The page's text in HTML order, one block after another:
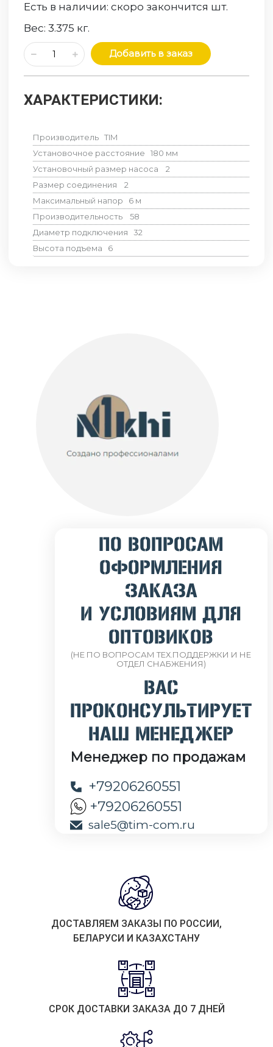
Есть в наличии:скоро закончится шт.
Вес:3.375 кг.
Добавить в заказ
ХАРАКТЕРИСТИКИ:
Производитель TIM
Установочное расстояние
180 мм
Установочный размер насоса
2
Размер соединения
2
Максимальный напор
6 м
Производительность
58
Диаметр подключения
32
Высота подъема
6
ПО ВОПРОСАМ
ОФОРМЛЕНИЯ
ЗАКАЗА
И УСЛОВИЯМ ДЛЯ
ОПТОВИКОВ
(НЕ ПО ВОПРОСАМ ТЕХ.ПОДДЕРЖКИ И НЕ
ОТДЕЛ СНАБЖЕНИЯ)
ВАС
ПРОКОНСУЛЬТИРУЕТ
НАШ МЕНЕДЖЕР
Менеджер по продажам
+79206260551
+79206260551
sale5@tim-com.ru
ДОСТАВЛЯЕМ ЗАКАЗЫ ПО РОССИИ,
БЕЛАРУСИ И КАЗАХСТАНУ
СРОК ДОСТАВКИ ЗАКАЗА ДО 7 ДНЕЙ